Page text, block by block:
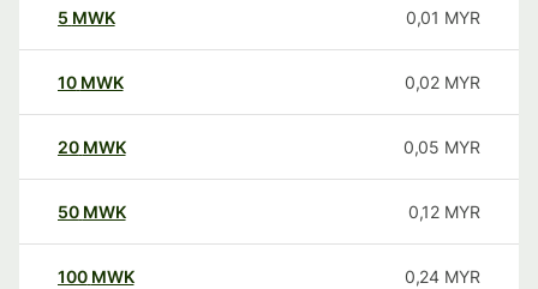
5 MWK 0,01 MYR
10 MWK 0,02 MYR
20 MWK 0,05 MYR
50 MWK 0,12 MYR
100 MWK 0,24 MYR